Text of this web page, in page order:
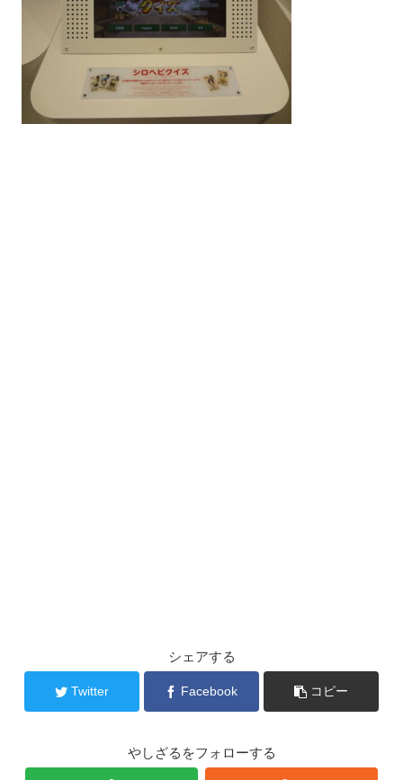
シェアする
Twitter Facebook コピー
やしざるをフォローする